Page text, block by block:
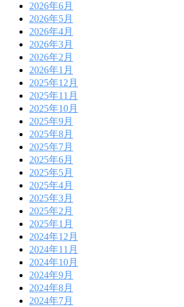
2026年6月
2026年5月
2026年4月
2026年3月
2026年2月
2026年1月
2025年12月
2025年11月
2025年10月
2025年9月
2025年8月
2025年7月
2025年6月
2025年5月
2025年4月
2025年3月
2025年2月
2025年1月
2024年12月
2024年11月
2024年10月
2024年9月
2024年8月
2024年7月